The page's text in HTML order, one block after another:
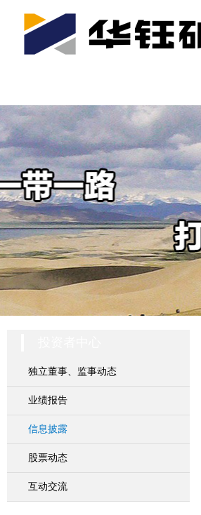
独立董事、监事动态
业绩报告
信息披露
股票动态
互动交流